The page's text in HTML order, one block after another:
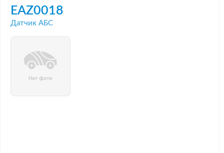
EAZ0018
Датчик АБС